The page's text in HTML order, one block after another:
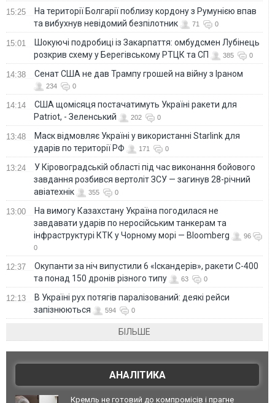
15:25
На території Болгарії поблизу кордону з Румунією впав
та вибухнув невідомий безпілотник
71 0
15:01
Шокуючі подробиці із Закарпаття: омбудсмен Лубінець
розкрив схему у Берегівському РТЦК та СП
385 0
14:38 Сенат США не дав Трампу грошей на війну з Іраном
234 0
14:14
США щомісяця постачатимуть Україні ракети для
Patriot, - Зеленський
202 0
13:48
Маск відмовляє Україні у використанні Starlink для
ударів по території РФ
171 0
13:24
У Кіровоградській області під час виконання бойового
завдання розбився вертоліт ЗСУ — загинув 28-річний
авіатехнік
355 0
13:00
На вимогу Казахстану Україна погодилася не
завдавати ударів по неросійським танкерам та
інфраструктурі КТК у Чорному морі — Bloomberg
96
0
12:37
Окупанти за ніч випустили 6 «Іскандерів», ракети С-400
та понад 150 дронів різного типу
63 0
12:13
В Україні рух потягів паралізований: деякі рейси
запізнюються
594 0
БІЛЬШЕ
АНАЛІТИКА
Кремль не готовий до компромісів і прагне